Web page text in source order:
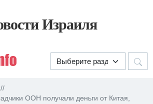
Израиля
ООН получали деньги от Китая,